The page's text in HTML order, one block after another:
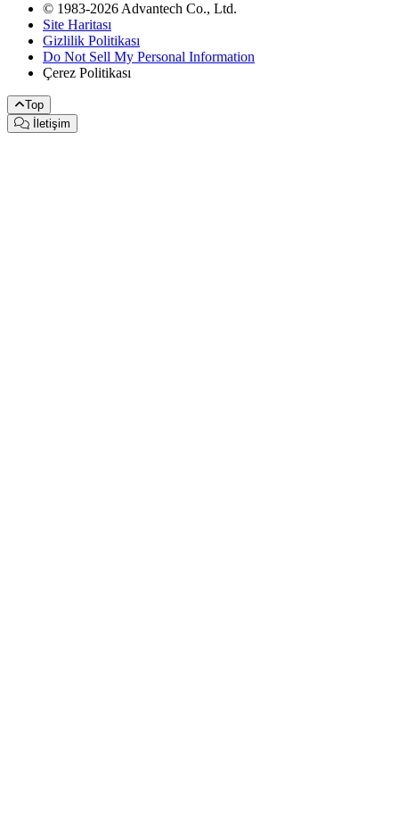
© 1983-2026 Advantech Co., Ltd.
Site Haritası
Gizlilik Politikası
Do Not Sell My Personal Information
Çerez Politikası
Top
İletişim